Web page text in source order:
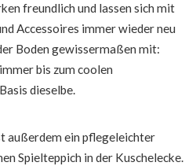
freundlich und lassen sich mit
Accessoires immer wieder neu
Boden gewissermaßen mit:
bis zum coolen
dieselbe.
außerdem ein pflegeleichter
Spielteppich in der Kuschelecke.